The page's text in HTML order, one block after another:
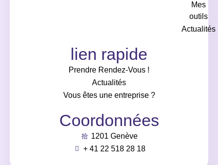
Mes
outils
Actualités
lien rapide
Prendre Rendez-Vous !
Actualités
Vous êtes une entreprise ?
Coordonnées
1201 Genève
+ 41 22 518 28 18